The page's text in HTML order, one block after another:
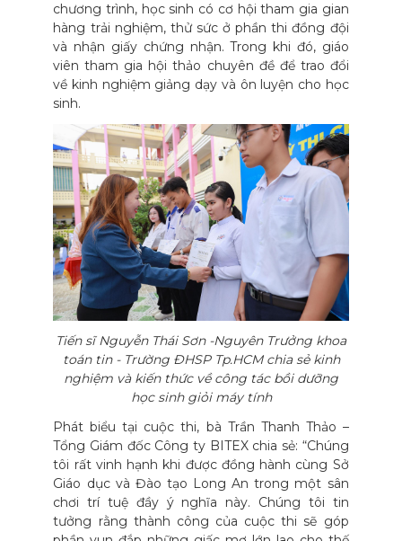
chương trình, học sinh có cơ hội tham gia gian
hàng trải nghiệm, thử sức ở phần thi đồng đội
và nhận giấy chứng nhận. Trong khi đó, giáo
viên tham gia hội thảo chuyên đề để trao đổi
về kinh nghiệm giảng dạy và ôn luyện cho học
sinh.
Tiến sĩ Nguyễn Thái Sơn -Nguyên Trưởng khoa
toán tin - Trường ĐHSP Tp.HCM chia sẻ kinh
nghiệm và kiến thức về công tác bồi dưỡng
học sinh giỏi máy tính
Phát biểu tại cuộc thi, bà Trần Thanh Thảo –
Tổng Giám đốc Công ty BITEX chia sẻ: “Chúng
tôi rất vinh hạnh khi được đồng hành cùng Sở
Giáo dục và Đào tạo Long An trong một sân
chơi trí tuệ đầy ý nghĩa này. Chúng tôi tin
tưởng rằng thành công của cuộc thi sẽ góp